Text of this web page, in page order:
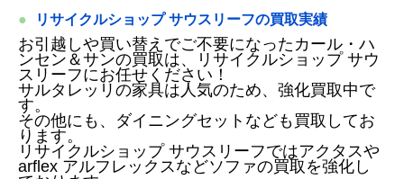
リサイクルショップ サウスリーフの買取実績
お引越しや買い替えでご不要になったカール・ハ
ンセン＆サンの買取は、リサイクルショップ サウ
スリーフにお任せください！
サルタレッリの家具は人気のため、強化買取中で
す。
その他にも、ダイニングセットなども買取してお
ります。
リサイクルショップ サウスリーフではアクタスや
arflex アルフレックスなどソファの買取を強化し